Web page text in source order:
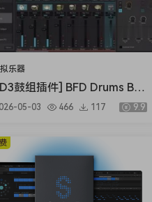
isolation），提供与
在完整混音中还是在鼓
的冲击力。
不同，ADAPTIVERB
的音调定义和直接性，
del audio,
percusivos, Unveil,
es perfecto para eliminar los
campo la perfección
乐器
鼓组插件] BFD Drums BF
R2R [WiN]（60.9M
05-03 466 117 9.9